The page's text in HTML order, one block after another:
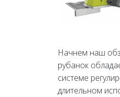
Начнем наш
рубанок
системе
длительном